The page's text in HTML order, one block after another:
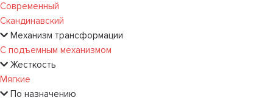
Современный
Скандинавский
Механизм трансформации
С подъемным механизмом
Жесткость
Мягкие
По назначению